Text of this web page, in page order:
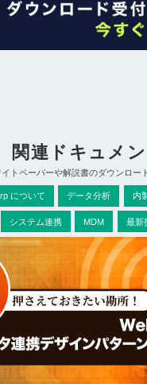
関連ドキュメン
イトペーパーや解説書のダウンロー
について データ分析 内
システム連携 MDM 最新